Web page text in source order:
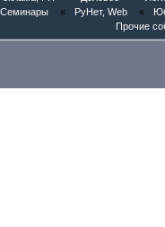
Семинары « РуНет, Web «
Прочие